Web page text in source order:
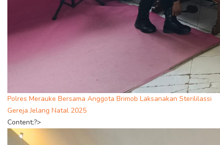
Polres Merauke Bersama Anggota Brimob Laksanakan Sterililassi
Gereja Jelang Natal 2025
Content;?>